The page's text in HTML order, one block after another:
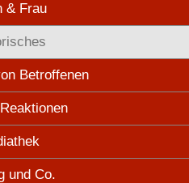
& Frau
Betroffenen
und Co.